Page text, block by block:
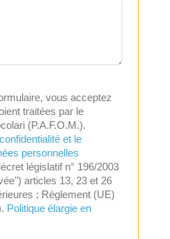
vous acceptez
traitées par le
(P.A.F.O.M.).
et le
personnelles
législatif n° 196/2003
articles 13, 23 et 26
; Règlement (UE)
Politique élargie en